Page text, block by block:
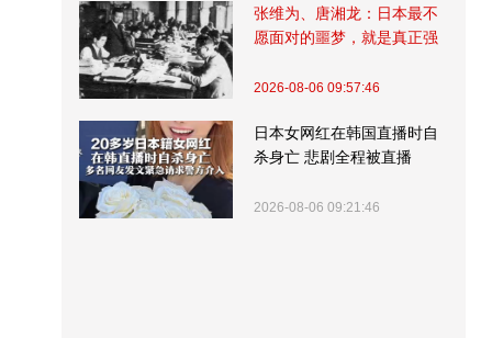
张维为、唐湘龙：日本最不
愿面对的噩梦，就是真正强
2026-08-06 09:57:46
日本女网红在韩国直播时自
杀身亡 悲剧全程被直播
2026-08-06 09:21:46